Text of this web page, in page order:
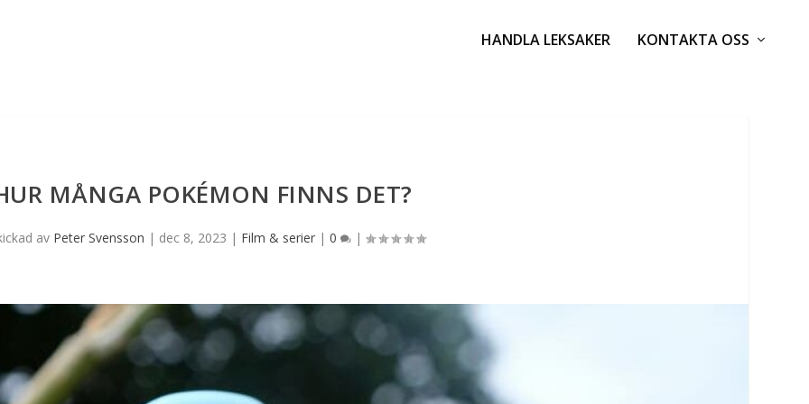
HANDLA LEKSAKER KONTAKTA OSS
MÅNGA POKÉMON FINNS DET?
av Peter Svensson | dec 8, 2023 | Film & serier | 0 |